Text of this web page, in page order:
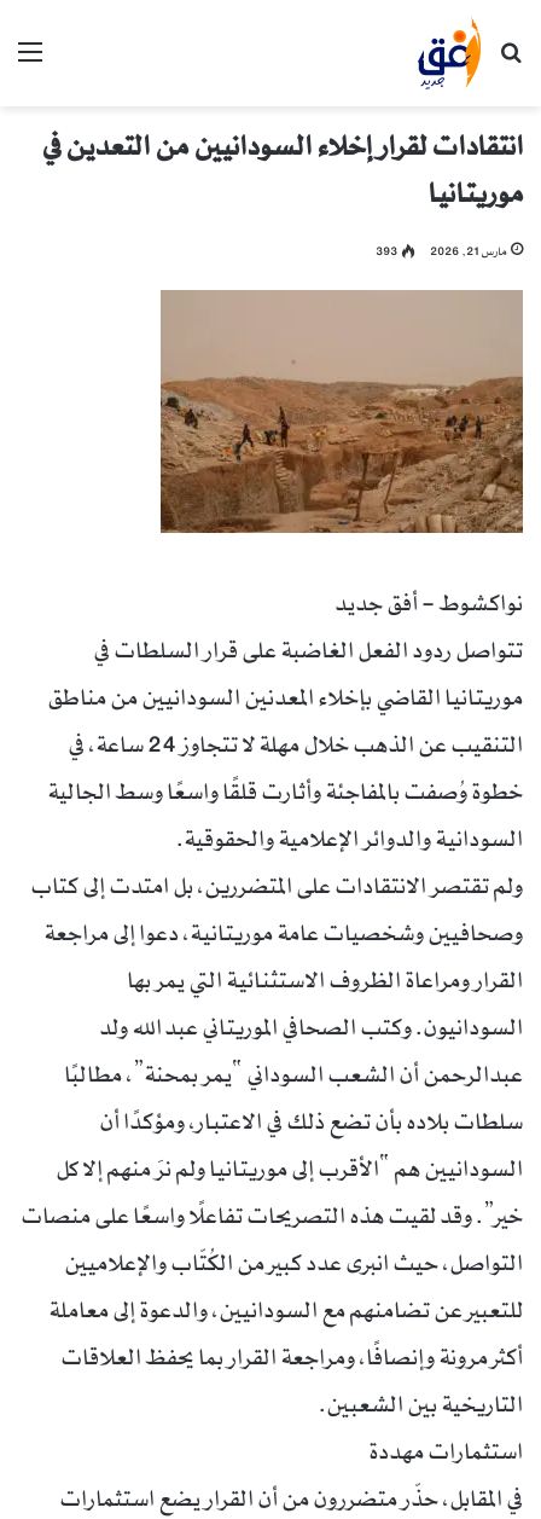
بحث عن
انتقادات لقرار إخلاء السودانيين من التعدين في
موريتانيا
مارس 21, 2026 393
نواكشوط – أفق جديد
تتواصل ردود الفعل الغاضبة على قرار السلطات في
موريتانيا القاضي بإخلاء المعدنين السودانيين من مناطق
التنقيب عن الذهب خلال مهلة لا تتجاوز 24 ساعة، في
خطوة وُصفت بالمفاجئة وأثارت قلقًا واسعًا وسط الجالية
السودانية والدوائر الإعلامية والحقوقية.
ولم تقتصر الانتقادات على المتضررين، بل امتدت إلى كتاب
وصحافيين وشخصيات عامة موريتانية، دعوا إلى مراجعة
القرار ومراعاة الظروف الاستثنائية التي يمر بها
السودانيون. وكتب الصحافي الموريتاني عبد الله ولد
عبدالرحمن أن الشعب السوداني “يمر بمحنة”، مطالبًا
سلطات بلاده بأن تضع ذلك في الاعتبار، ومؤكدًا أن
السودانيين هم “الأقرب إلى موريتانيا ولم نرَ منهم إلا كل
خير”. وقد لقيت هذه التصريحات تفاعلًا واسعًا على منصات
التواصل، حيث انبرى عدد كبير من الكُتّاب والإعلاميين
للتعبير عن تضامنهم مع السودانيين، والدعوة إلى معاملة
أكثر مرونة وإنصافًا، ومراجعة القرار بما يحفظ العلاقات
التاريخية بين الشعبين.
استثمارات مهددة
في المقابل، حذّر متضررون من أن القرار يضع استثمارات